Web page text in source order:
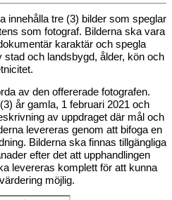
innehålla tre (3) bilder som speglar
som fotograf. Bilderna ska vara
karaktär och spegla
och landsbygd, ålder, kön och
av den offererade fotografen.
år gamla, 1 februari 2021 och
av uppdraget där mål och
levereras genom att bifoga en
Bilderna ska finnas tillgängliga
efter det att upphandlingen
levereras komplett för att kunna
möjlig.